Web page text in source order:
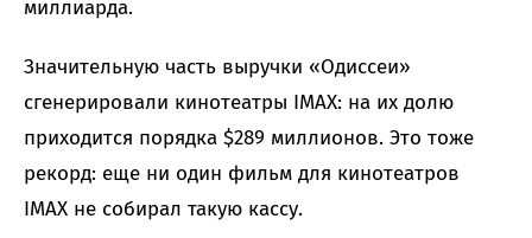
миллиарда.
Значительную часть выручки «Одиссеи»
сгенерировали кинотеатры IMAX: на их долю
приходится порядка $289 миллионов. Это тоже
рекорд: еще ни один фильм для кинотеатров
IMAX не собирал такую кассу.